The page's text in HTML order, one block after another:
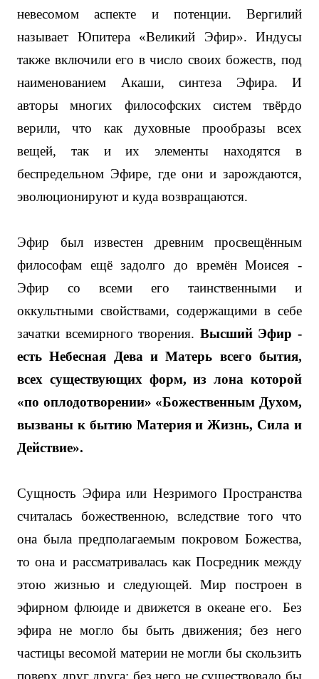
невесомом аспекте и потенции. Вергилий
называет Юпитера «Великий Эфир». Индусы
также включили его в число своих божеств, под
наименованием Акаши, синтеза Эфира. И
авторы многих философских систем твёрдо
верили, что как духовные прообразы всех
вещей, так и их элементы находятся в
беспредельном Эфире, где они и зарождаются,
эволюционируют и куда возвращаются.
Эфир был известен древним просвещённым
философам ещё задолго до времён Моисея -
Эфир со всеми его таинственными и
оккультными свойствами, содержащими в себе
зачатки всемирного творения. Высший Эфир -
есть Небесная Дева и Матерь всего бытия,
всех существующих форм, из лона которой
«по оплодотворении» «Божественным Духом,
вызваны к бытию Материя и Жизнь, Сила и
Действие».
Сущность Эфира или Незримого Пространства
считалась божественною, вследствие того что
она была предполагаемым покровом Божества,
то она и рассматривалась как Посредник между
этою жизнью и следующей. Мир построен в
эфирном флюиде и движется в океане его.
Без
эфира не могло бы быть движения; без него
частицы весомой материи не могли бы скользить
поверх друг друга; без него не существовало бы